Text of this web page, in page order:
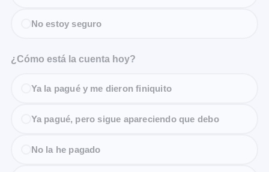
No estoy seguro
¿Cómo está la cuenta hoy?
Ya la pagué y me dieron finiquito
Ya pagué, pero sigue apareciendo que debo
No la he pagado